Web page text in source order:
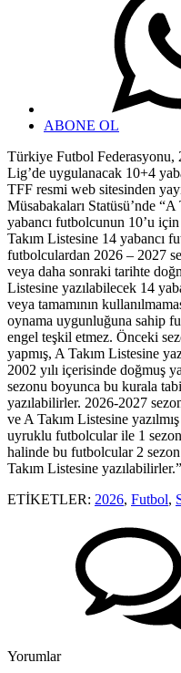
ABONE OL
Türkiye Futbol Federasyonu,
Lig’de uygulanacak 10+4
TFF resmi web sitesinden
Müsabakaları Statüsü’nde
yabancı futbolcunun 10’u
Takım Listesine 14 yabancı
futbolculardan 2026 – 2027
veya daha sonraki tarihte
Listesine yazılabilecek 14
veya tamamının
oynama uygunluğuna sahip
engel teşkil etmez. Önceki
yapmış, A Takım Listesine
2002 yılı içerisinde doğmuş
sezonu boyunca bu kurala
yazılabilirler. 2026-2027
ve A Takım Listesine
uyruklu futbolcular ile 1
halinde bu futbolcular 2
Takım Listesine
ETİKETLER: 2026, Futbol,
Yorumlar